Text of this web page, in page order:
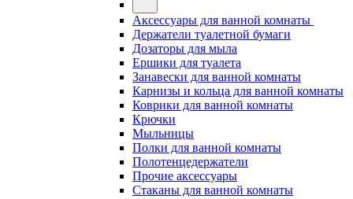
Аксессуары для ванной комнаты
Держатели туалетной бумаги
Дозаторы для мыла
Ершики для туалета
Занавески для ванной комнаты
Карнизы и кольца для ванной комнаты
Коврики для ванной комнаты
Крючки
Мыльницы
Полки для ванной комнаты
Полотенцедержатели
Прочие аксессуары
Стаканы для ванной комнаты